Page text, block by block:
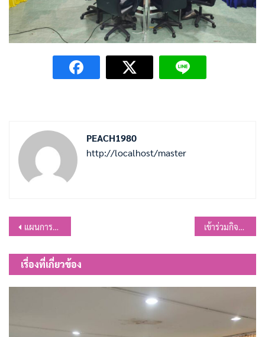
PEACH1980
http://localhost/master
แนะแนว
เรื่อง
แผนการป้องกันและแก้ไขปัญหาฝุ่นละอองขนาดเล็ก PM2.5 ประจำปีงบประมาณ พ.ศ.2568 เข้าร่วมกิจกรรมวันปิยมหาราช ประจำปี 2567
เรื่องที่เกี่ยวข้อง